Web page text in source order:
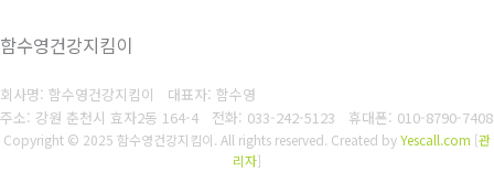
함수영건강지킴이
회사명: 함수영건강지킴이 대표자: 함수영
주소: 강원 춘천시 효자2동 164-4 전화: 033-242-5123 휴대폰: 010-8790-7408
Copyright © 2025 함수영건강지킴이. All rights reserved. Created byYescall.com [관
리자]